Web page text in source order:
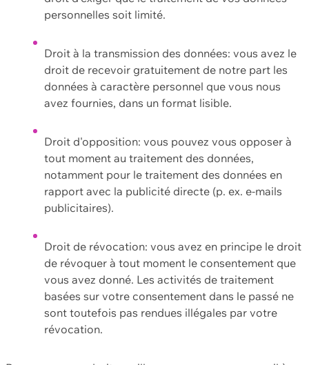
personnelles soit limité.
Droit à la transmission des données: vous avez le
droit de recevoir gratuitement de notre part les
données à caractère personnel que vous nous
avez fournies, dans un format lisible.
Droit d'opposition: vous pouvez vous opposer à
tout moment au traitement des données,
notamment pour le traitement des données en
rapport avec la publicité directe (p. ex. e-mails
publicitaires).
Droit de révocation: vous avez en principe le droit
de révoquer à tout moment le consentement que
vous avez donné. Les activités de traitement
basées sur votre consentement dans le passé ne
sont toutefois pas rendues illégales par votre
révocation.